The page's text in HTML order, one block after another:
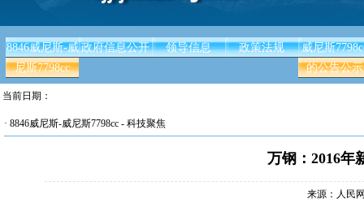
8846威尼斯-威
尼斯7798cc
政府信息公开 领导信息 政策法规
威尼斯
的公告公示
当前日期：
· 8846威尼斯-威尼斯7798cc - 科技聚焦
万钢：2016年
来源：人民